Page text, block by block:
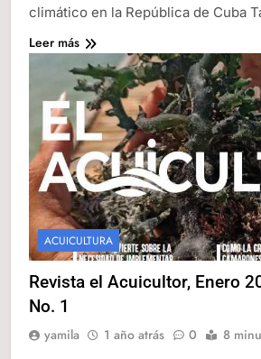
climático en la República de Cuba
Leer más
ACUICULTURA
Revista el Acuicultor, Enero
No. 1
yamila 1 año atrás 0 8